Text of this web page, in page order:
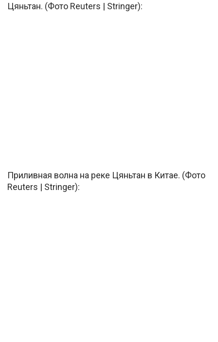
Цяньтан. (Фото Reuters | Stringer):
Приливная волна на реке Цяньтан в Китае. (Фото
Reuters | Stringer):